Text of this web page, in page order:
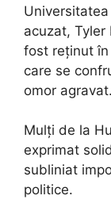
acuzat, Tyler
fost reținut
care se
omor agravat.
Mulți de la
exprimat
subliniat
politice.